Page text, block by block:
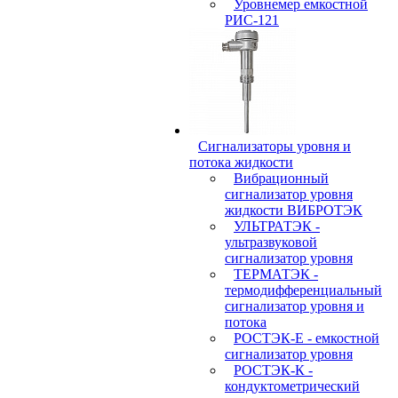
Уровнемер емкостной
РИС-121
Сигнализаторы уровня и
потока жидкости
Вибрационный
сигнализатор уровня
жидкости ВИБРОТЭК
УЛЬТРАТЭК -
ультразвуковой
сигнализатор уровня
ТЕРМАТЭК -
термодифференциальный
сигнализатор уровня и
потока
РОСТЭК-Е - емкостной
сигнализатор уровня
РОСТЭК-К -
кондуктометрический